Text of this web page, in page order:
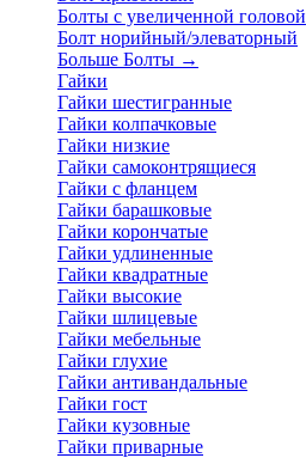
Болты с увеличенной головой
Болт норийный/элеваторный
Больше Болты →
Гайки
Гайки шестигранные
Гайки колпачковые
Гайки низкие
Гайки самоконтрящиеся
Гайки с фланцем
Гайки барашковые
Гайки корончатые
Гайки удлиненные
Гайки квадратные
Гайки высокие
Гайки шлицевые
Гайки мебельные
Гайки глухие
Гайки антивандальные
Гайки гост
Гайки кузовные
Гайки приварные